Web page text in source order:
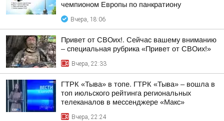
чемпионом Европы по панкратиону
Вчера, 18:06
Привет от СВОих!. Сейчас вашему вниманию
– специальная рубрика «Привет от СВОих!»
Вчера, 22:33
ГТРК «Тыва» в топе. ГТРК «Тыва» – вошла в
топ июльского рейтинга региональных
телеканалов в мессенджере «Макс»
Вчера, 22:24